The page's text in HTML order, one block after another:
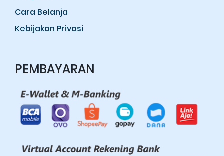
Cara Belanja
Kebijakan Privasi
PEMBAYARAN